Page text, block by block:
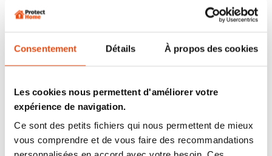
Consentement Détails À propos des cookies
Les cookies nous permettent d'améliorer votre
expérience de navigation.
Ce sont des petits fichiers qui nous permettent de mieux
vous comprendre et de vous faire des recommandations
Placez ensuite votre piège au soleil, assez éloigné de
votre habitation (l’odeur pour attirer les mouches peut
premièresmouches capturées feront leur apparition !
Pour éradiquer les mouches de votre extérieur, nous
vous recommandons lepiege a mouche redoutable
de la marque allemande Windhager vendu par lot de